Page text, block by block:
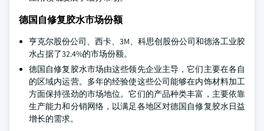
德国自修复胶水市场份额
亨克尔股份公司、西卡、3M、科思创股份公司和德洛工业胶
水占据了32.4%的市场份额。
德国自修复胶水市场由这些领先企业主导，它们主要在各自
的区域内运营。多年的经验使这些公司能够在内饰材料加工
方面保持强劲的市场地位。它们的产品种类丰富，主要依靠
生产能力和分销网络，以满足各地区对德国自修复胶水日益
增长的需求。